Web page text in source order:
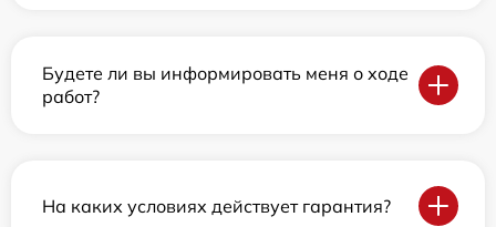
Будете ли вы информировать меня о ходе
работ?
На каких условиях действует гарантия?